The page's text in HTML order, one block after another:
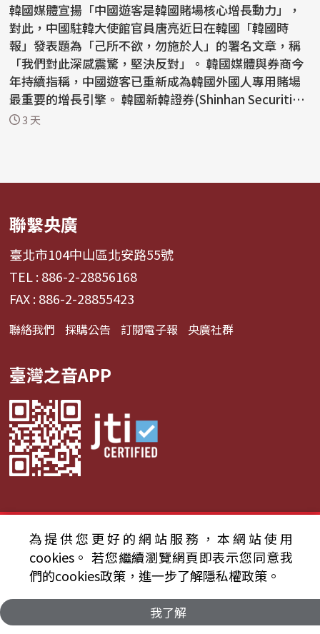
韓國媒體宣揚「中國遊客是韓國賭場核心增長動力」，
對此，中國駐韓大使館官員唐亮近日在韓國「韓國時
報」發表題為「己所不欲，勿施於人」的署名文章，稱
「我們對此深感震驚，堅決反對」。 韓國媒體與券商今
年持續指稱，中國遊客已重新成為韓國外國人專用賭場
最重要的增長引擎。 韓國新韓證券(Shinhan Securitie
s)分...
3 天
聯繫央廣
臺北市104中山區北安路55號
TEL : 886-2-28856168
FAX : 886-2-28855423
聯絡我們 採購公告 訂閱電子報 央廣社群
臺灣之音APP
© 2024財團法人中央廣播電臺 版權所有
資通安全政策聲明
服務條款 隱私權條款
為提供您更好的網站服務，本網站使用
cookies。 若您繼續瀏覽網頁即表示您同意我
們的cookies政策，進一步了解隱私權政策。
我了解